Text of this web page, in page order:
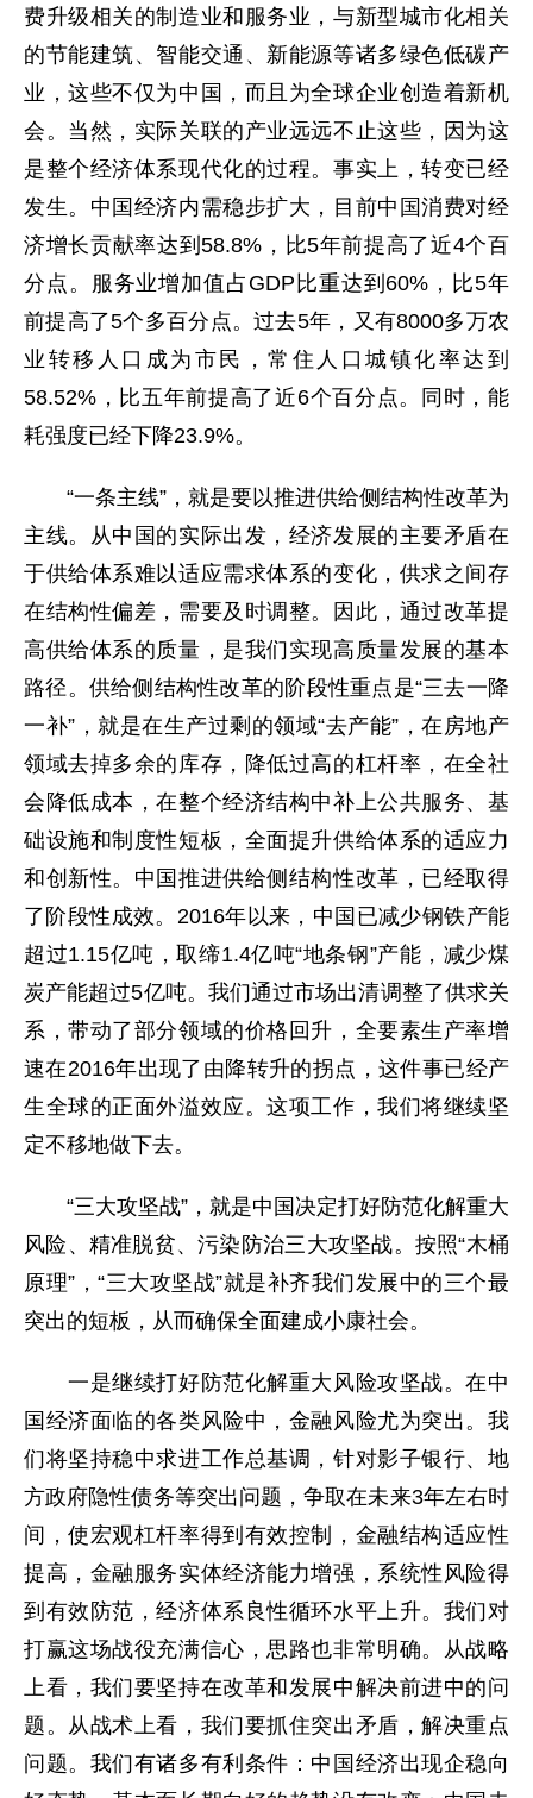
费升级相关的制造业和服务业，与新型城市化相关
的节能建筑、智能交通、新能源等诸多绿色低碳产
业，这些不仅为中国，而且为全球企业创造着新机
会。当然，实际关联的产业远远不止这些，因为这
是整个经济体系现代化的过程。事实上，转变已经
发生。中国经济内需稳步扩大，目前中国消费对经
济增长贡献率达到58.8%，比5年前提高了近4个百
分点。服务业增加值占GDP比重达到60%，比5年
前提高了5个多百分点。过去5年，又有8000多万农
业转移人口成为市民，常住人口城镇化率达到
58.52%，比五年前提高了近6个百分点。同时，能
耗强度已经下降23.9%。
“一条主线”，就是要以推进供给侧结构性改革为
主线。从中国的实际出发，经济发展的主要矛盾在
于供给体系难以适应需求体系的变化，供求之间存
在结构性偏差，需要及时调整。因此，通过改革提
高供给体系的质量，是我们实现高质量发展的基本
路径。供给侧结构性改革的阶段性重点是“三去一降
一补”，就是在生产过剩的领域“去产能”，在房地产
领域去掉多余的库存，降低过高的杠杆率，在全社
会降低成本，在整个经济结构中补上公共服务、基
础设施和制度性短板，全面提升供给体系的适应力
和创新性。中国推进供给侧结构性改革，已经取得
了阶段性成效。2016年以来，中国已减少钢铁产能
超过1.15亿吨，取缔1.4亿吨“地条钢”产能，减少煤
炭产能超过5亿吨。我们通过市场出清调整了供求关
系，带动了部分领域的价格回升，全要素生产率增
速在2016年出现了由降转升的拐点，这件事已经产
生全球的正面外溢效应。这项工作，我们将继续坚
定不移地做下去。
“三大攻坚战”，就是中国决定打好防范化解重大
风险、精准脱贫、污染防治三大攻坚战。按照“木桶
原理”，“三大攻坚战”就是补齐我们发展中的三个最
突出的短板，从而确保全面建成小康社会。
一是继续打好防范化解重大风险攻坚战。在中
国经济面临的各类风险中，金融风险尤为突出。我
们将坚持稳中求进工作总基调，针对影子银行、地
方政府隐性债务等突出问题，争取在未来3年左右时
间，使宏观杠杆率得到有效控制，金融结构适应性
提高，金融服务实体经济能力增强，系统性风险得
到有效防范，经济体系良性循环水平上升。我们对
打赢这场战役充满信心，思路也非常明确。从战略
上看，我们要坚持在改革和发展中解决前进中的问
题。从战术上看，我们要抓住突出矛盾，解决重点
问题。我们有诸多有利条件：中国经济出现企稳向